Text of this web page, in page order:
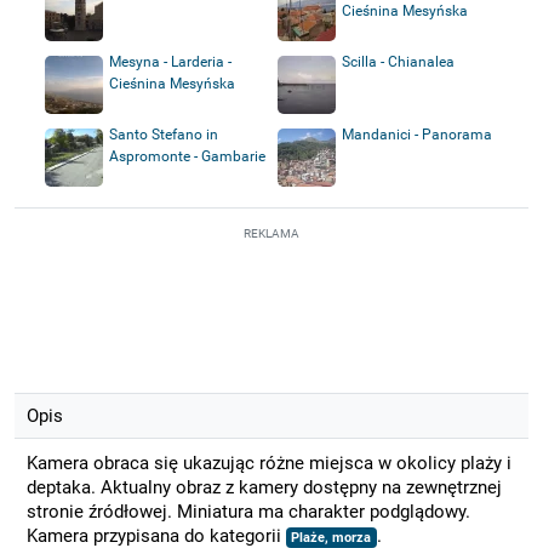
Cieśnina Mesyńska
Mesyna - Larderia -
Cieśnina Mesyńska
Scilla - Chianalea
Santo Stefano in
Aspromonte - Gambarie
Mandanici - Panorama
REKLAMA
Opis
Kamera obraca się ukazując różne miejsca w okolicy plaży i
deptaka. Aktualny obraz z kamery dostępny na zewnętrznej
stronie źródłowej. Miniatura ma charakter podglądowy.
Kamera przypisana do kategorii
Plaże, morza .